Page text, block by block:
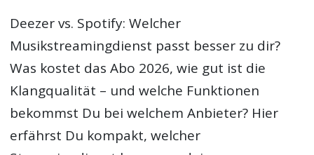
Deezer vs. Spotify: Welcher
Musikstreamingdienst passt besser zu dir?
Was kostet das Abo 2026, wie gut ist die
Klangqualität – und welche Funktionen
bekommst Du bei welchem Anbieter? Hier
erfährst Du kompakt, welcher